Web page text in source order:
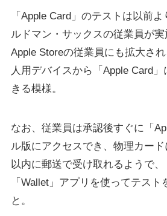
「Apple Card」のテストは以前
ルドマン・サックスの従業員が実
Apple Storeの従業員にも拡大さ
人用デバイスから「Apple Card
きる模様。
なお、従業員は承認後すぐに「
ル版にアクセスでき、物理カー
以内に郵送で受け取れるようで
「Wallet」アプリを使ってテスト
と。